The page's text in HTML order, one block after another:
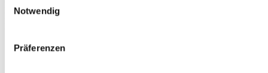
Notwendig
Präferenzen
ISSEY MIYAKE
L'Eau d'Issey pour Homme EdP Nat. Spray Refill
143,00 €